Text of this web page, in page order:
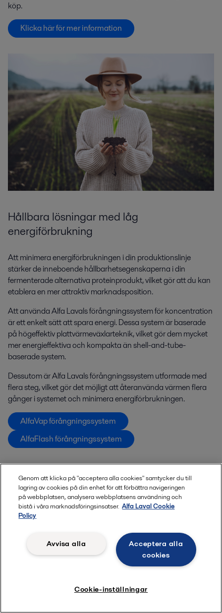
köp.
Klicka här för mer information
Hållbara lösningar med låg
energiförbrukning
Att minimera energiförbrukningen i din produktionslinje
stärker de inneboende hållbarhetsegenskaperna i din
fermenterade alternativa proteinprodukt, vilket gör att du kan
etablera en mer attraktiv marknadsposition.
Att använda Alfa Lavals förångningssystem för koncentration
är ett enkelt sätt att spara energi. Dessa system är baserade
på högeffektiv plattvärmeväxlarteknik, vilket gör dem mycket
mer energieffektiva och kompakta än shell-and-tube-
baserade system.
Dessutom är Alfa Lavals förångningssystem utformade med
flera steg, vilket gör det möjligt att återanvända värmen flera
gånger i systemet och minimera energiförbrukningen.
AlfaVap förångningssystem
AlfaFlash förångningssystem
…Investeringari fermenteringsföretag ökade nästan 40
gånger mellan 2017 och 2021?
70 gånger mellan 2017 och 2021?
… majoriteten av investeringarna görs i Nordamerika?
2013 och hade tagit två år att tillverka?
Genom att klicka på "acceptera alla cookies" samtycker du till
lagring av cookies på din enhet för att förbättra navigeringen
på webbplatsen, analysera webbplatsens användning och
bistå i våra marknadsföringsinsatser. Alfa Laval Cookie
Policy
Acceptera alla
cookies
Avvisa alla
Cookie-inställningar